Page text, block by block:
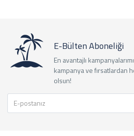
E-Bülten Aboneliği
En avantajlı
kampanya ve fırsatlardan
olsun!